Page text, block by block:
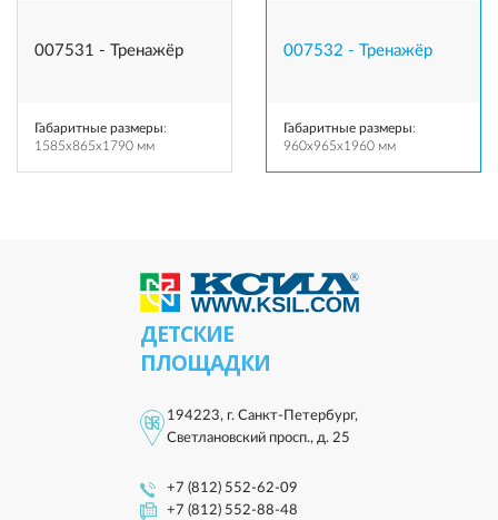
007531 - Тренажёр
Габаритные размеры:
1585x865x1790 мм
007532 - Тренажёр
Габаритные размеры:
960x965x1960 мм
ДЕТСКИЕ
ПЛОЩАДКИ
194223, г. Санкт-Петербург,
Светлановский просп., д. 25
+7 (812) 552-62-09
+7 (812) 552-88-48